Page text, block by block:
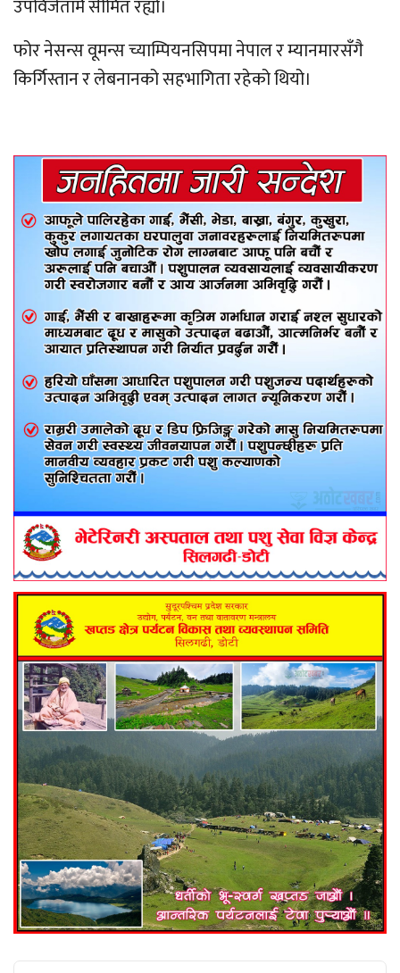
उपविजेतामै सीमित रह्यो।
फोर नेसन्स वूमन्स च्याम्पियनसिपमा नेपाल र म्यानमारसँगै
किर्गिस्तान र लेबनानको सहभागिता रहेको थियो।